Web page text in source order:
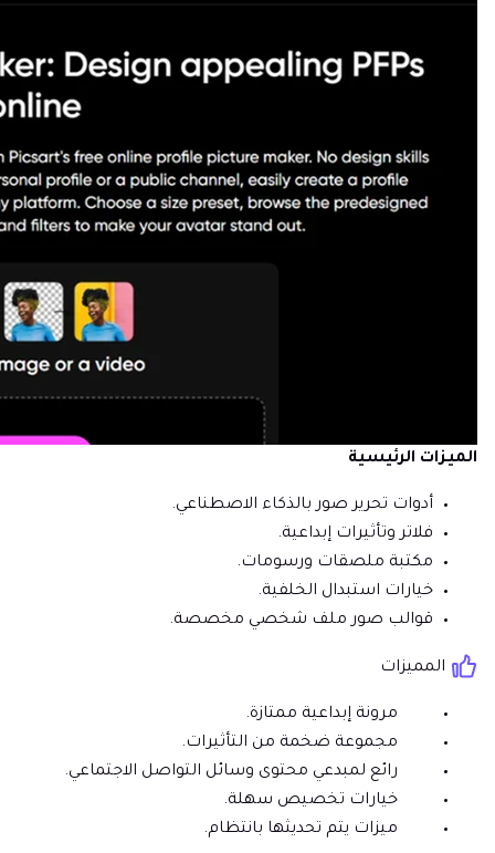
الميزات الرئيسية
أدوات تحرير صور بالذكاء الاصطناعي.
فلاتر وتأثيرات إبداعية.
مكتبة ملصقات ورسومات.
خيارات استبدال الخلفية.
قوالب صور ملف شخصي مخصصة.
المميزات
مرونة إبداعية ممتازة.
مجموعة ضخمة من التأثيرات.
رائع لمبدعي محتوى وسائل التواصل الاجتماعي.
خيارات تخصيص سهلة.
ميزات يتم تحديثها بانتظام.